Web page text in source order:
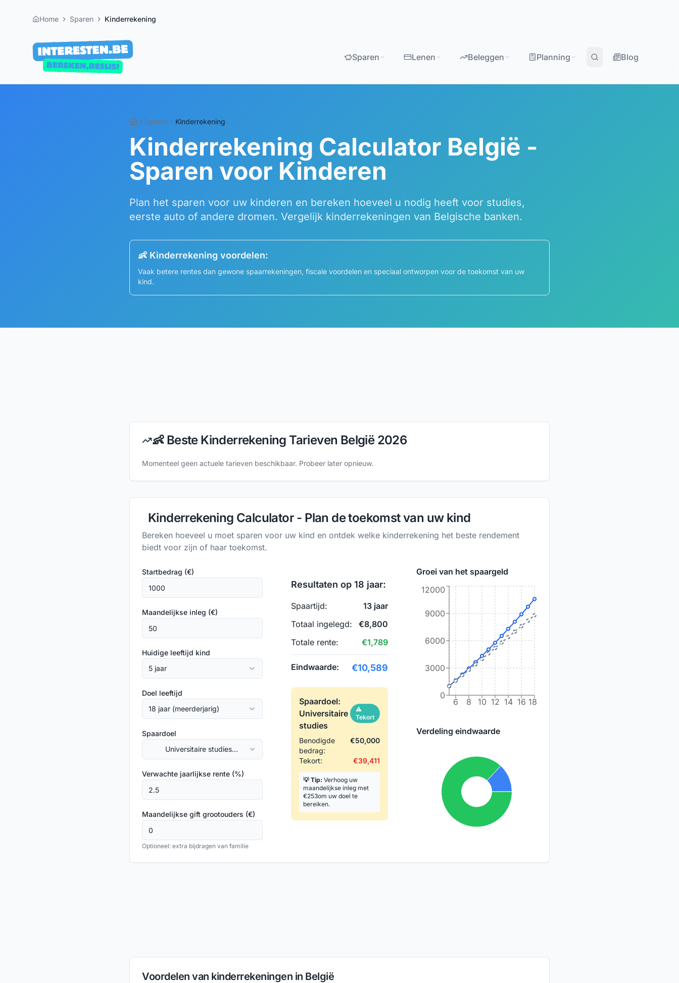
Home Sparen Kinderrekening
Sparen Lenen Beleggen Planning Blog
Sparen Kinderrekening
Kinderrekening Calculator België -
Sparen voor Kinderen
Plan het sparen voor uw kinderen en bereken hoeveel u nodig heeft voor studies,
eerste auto of andere dromen. Vergelijk kinderrekeningen van Belgische banken.
👶 Kinderrekening voordelen:
Vaak betere rentes dan gewone spaarrekeningen, fiscale voordelen en speciaal ontworpen voor de toekomst van uw
kind.
👶 Beste Kinderrekening Tarieven België 2026
Momenteel geen actuele tarieven beschikbaar. Probeer later opnieuw.
Kinderrekening Calculator - Plan de toekomst van uw kind
Bereken hoeveel u moet sparen voor uw kind en ontdek welke kinderrekening het beste rendement
biedt voor zijn of haar toekomst.
Startbedrag (€)
Maandelijkse inleg (€)
Huidige leeftijd kind
5 jaar
Doel leeftijd
18 jaar (meerderjarig)
Spaardoel
Universitaire studies
(€50.000)
Verwachte jaarlijkse rente (%)
Maandelijkse gift grootouders (€)
Optioneel: extra bijdragen van familie
Resultaten op18 jaar:
Spaartijd: 13jaar
Totaal ingelegd:
€8,800
Totale rente:
€1,789
Eindwaarde: €10,589
Spaardoel:
Universitaire
studies
⚠️
Tekort
Benodigde
bedrag:
€50,000
Tekort: €39,411
💡 Tip: Verhoog uw
maandelijkse inleg met
€253om uw doel te
bereiken.
Groei van het spaargeld
6 8 10 12 14 16 18
0
3000
6000
9000
12000
Verdeling eindwaarde
Voordelen van kinderrekeningen in België